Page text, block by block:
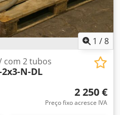
1 /8
com 2 tubos
N-DL
2 250 €
Preço fixo acresce IVA